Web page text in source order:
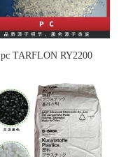
pc TARFLON RY2200